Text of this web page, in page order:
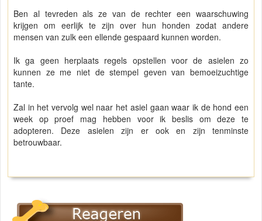
Ben al tevreden als ze van de rechter een waarschuwing
krijgen om eerlijk te zijn over hun honden zodat andere
mensen van zulk een ellende gespaard kunnen worden.
Ik ga geen herplaats regels opstellen voor de asielen zo
kunnen ze me niet de stempel geven van bemoeizuchtige
tante.
Zal in het vervolg wel naar het asiel gaan waar ik de hond een
week op proef mag hebben voor ik beslis om deze te
adopteren. Deze asielen zijn er ook en zijn tenminste
betrouwbaar.